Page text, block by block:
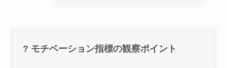
? モチベーション指標の観察ポイント